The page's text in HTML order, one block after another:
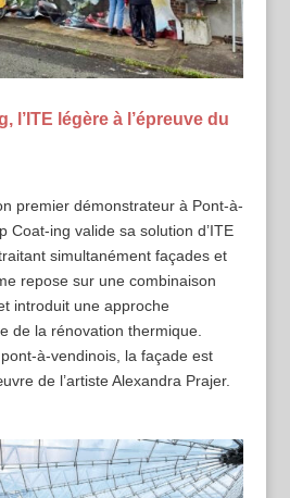
l’ITE légère à l’épreuve du
premier démonstrateur à Pont-à-
Coat-ing valide sa solution d’ITE
simultanément façades et
repose sur une combinaison
introduit une approche
de la rénovation thermique.
à-vendinois, la façade est
de l’artiste Alexandra Prajer.